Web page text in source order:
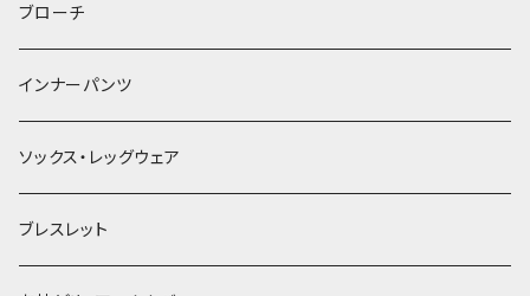
ヘアゴム
簪
ブローチ
インナーパンツ
ソックス・レッグウェア
ブレスレット